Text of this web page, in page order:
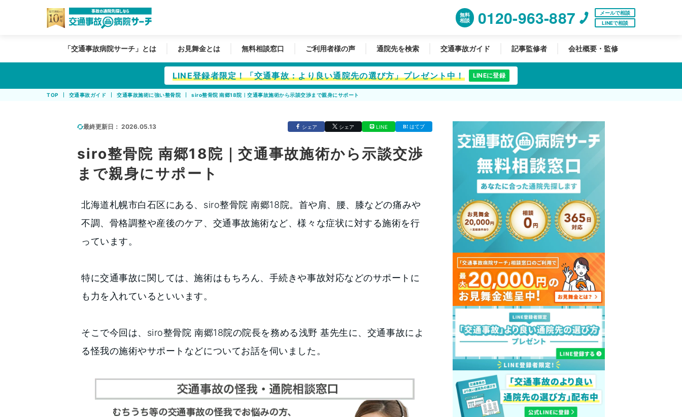
無料
相談
0120-963-887
メールで相談
LINEで相談
「交通事故病院サーチ」とは お見舞金とは 無料相談窓口 ご利用者様の声 通院先を検索 交通事故ガイド 記事監修者 会社概要・監修
LINE登録者限定！「交通事故：より良い通院先の選び方」プレゼント中！ LINEに登録
TOP 交通事故ガイド 交通事故施術に強い整骨院 siro整骨院 南郷18院｜交通事故施術から示談交渉まで親身にサポート
最終更新日： 2026.05.13 シェア シェア LINE はてブ
siro整骨院 南郷18院｜交通事故施術から示談交渉
まで親身にサポート
北海道札幌市白石区にある、siro整骨院 南郷18院。首や肩、腰、膝などの痛みや
不調、骨格調整や産後のケア、交通事故施術など、様々な症状に対する施術を行
っています。
特に交通事故に関しては、施術はもちろん、手続きや事故対応などのサポートに
も力を入れているといいます。
そこで今回は、siro整骨院 南郷18院の院長を務める浅野 基先生に、交通事故によ
る怪我の施術やサポートなどについてお話を伺いました。